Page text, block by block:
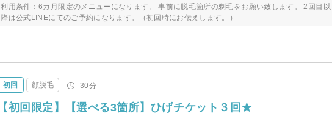
利用条件：6カ月限定のメニューになります。 事前に脱毛箇所の剃毛をお願い致します。 2回目以
降は公式LINEにてのご予約になります。（初回時にお伝えします。）
初回 顔脱毛 30分
【初回限定】【選べる3箇所】ひげチケット３回★